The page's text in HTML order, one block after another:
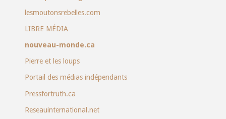
lesmoutonsrebelles.com
LIBRE MÉDIA
nouveau-monde.ca
Pierre et les loups
Portail des médias indépendants
Pressfortruth.ca
Reseauinternational.net